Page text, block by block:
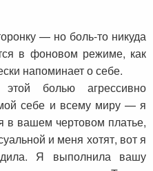
— но боль-то никуда
в фоновом режиме, как
напоминает о себе.
болью агрессивно
себе и всему миру — я
в вашем чертовом платье,
и меня хотят, вот я
Я выполнила вашу